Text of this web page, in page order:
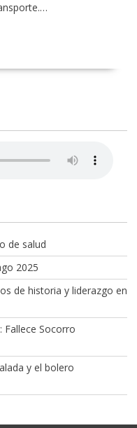
de salud
2025
de historia y liderazgo en
Fallece Socorro
y el bolero